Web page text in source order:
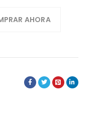
AHORA